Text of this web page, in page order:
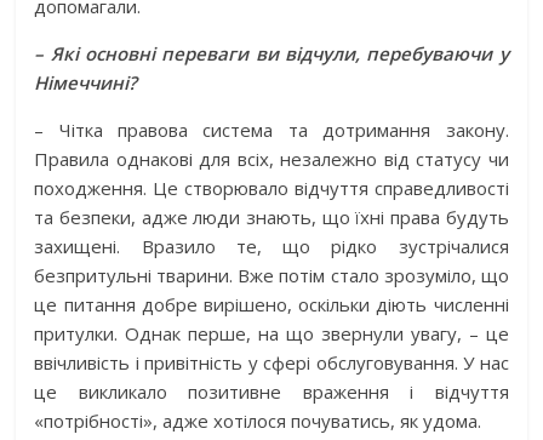
допомагали.
– Які основні переваги ви відчули, перебуваючи у
Німеччині?
– Чітка правова система та дотримання закону.
Правила однакові для всіх, незалежно від статусу чи
походження. Це створювало відчуття справедливості
та безпеки, адже люди знають, що їхні права будуть
захищені. Вразило те, що рідко зустрічалися
безпритульні тварини. Вже потім стало зрозуміло, що
це питання добре вирішено, оскільки діють численні
притулки. Однак перше, на що звернули увагу, – це
ввічливість і привітність у сфері обслуговування. У нас
це викликало позитивне враження і відчуття
«потрібності», адже хотілося почуватись, як удома.